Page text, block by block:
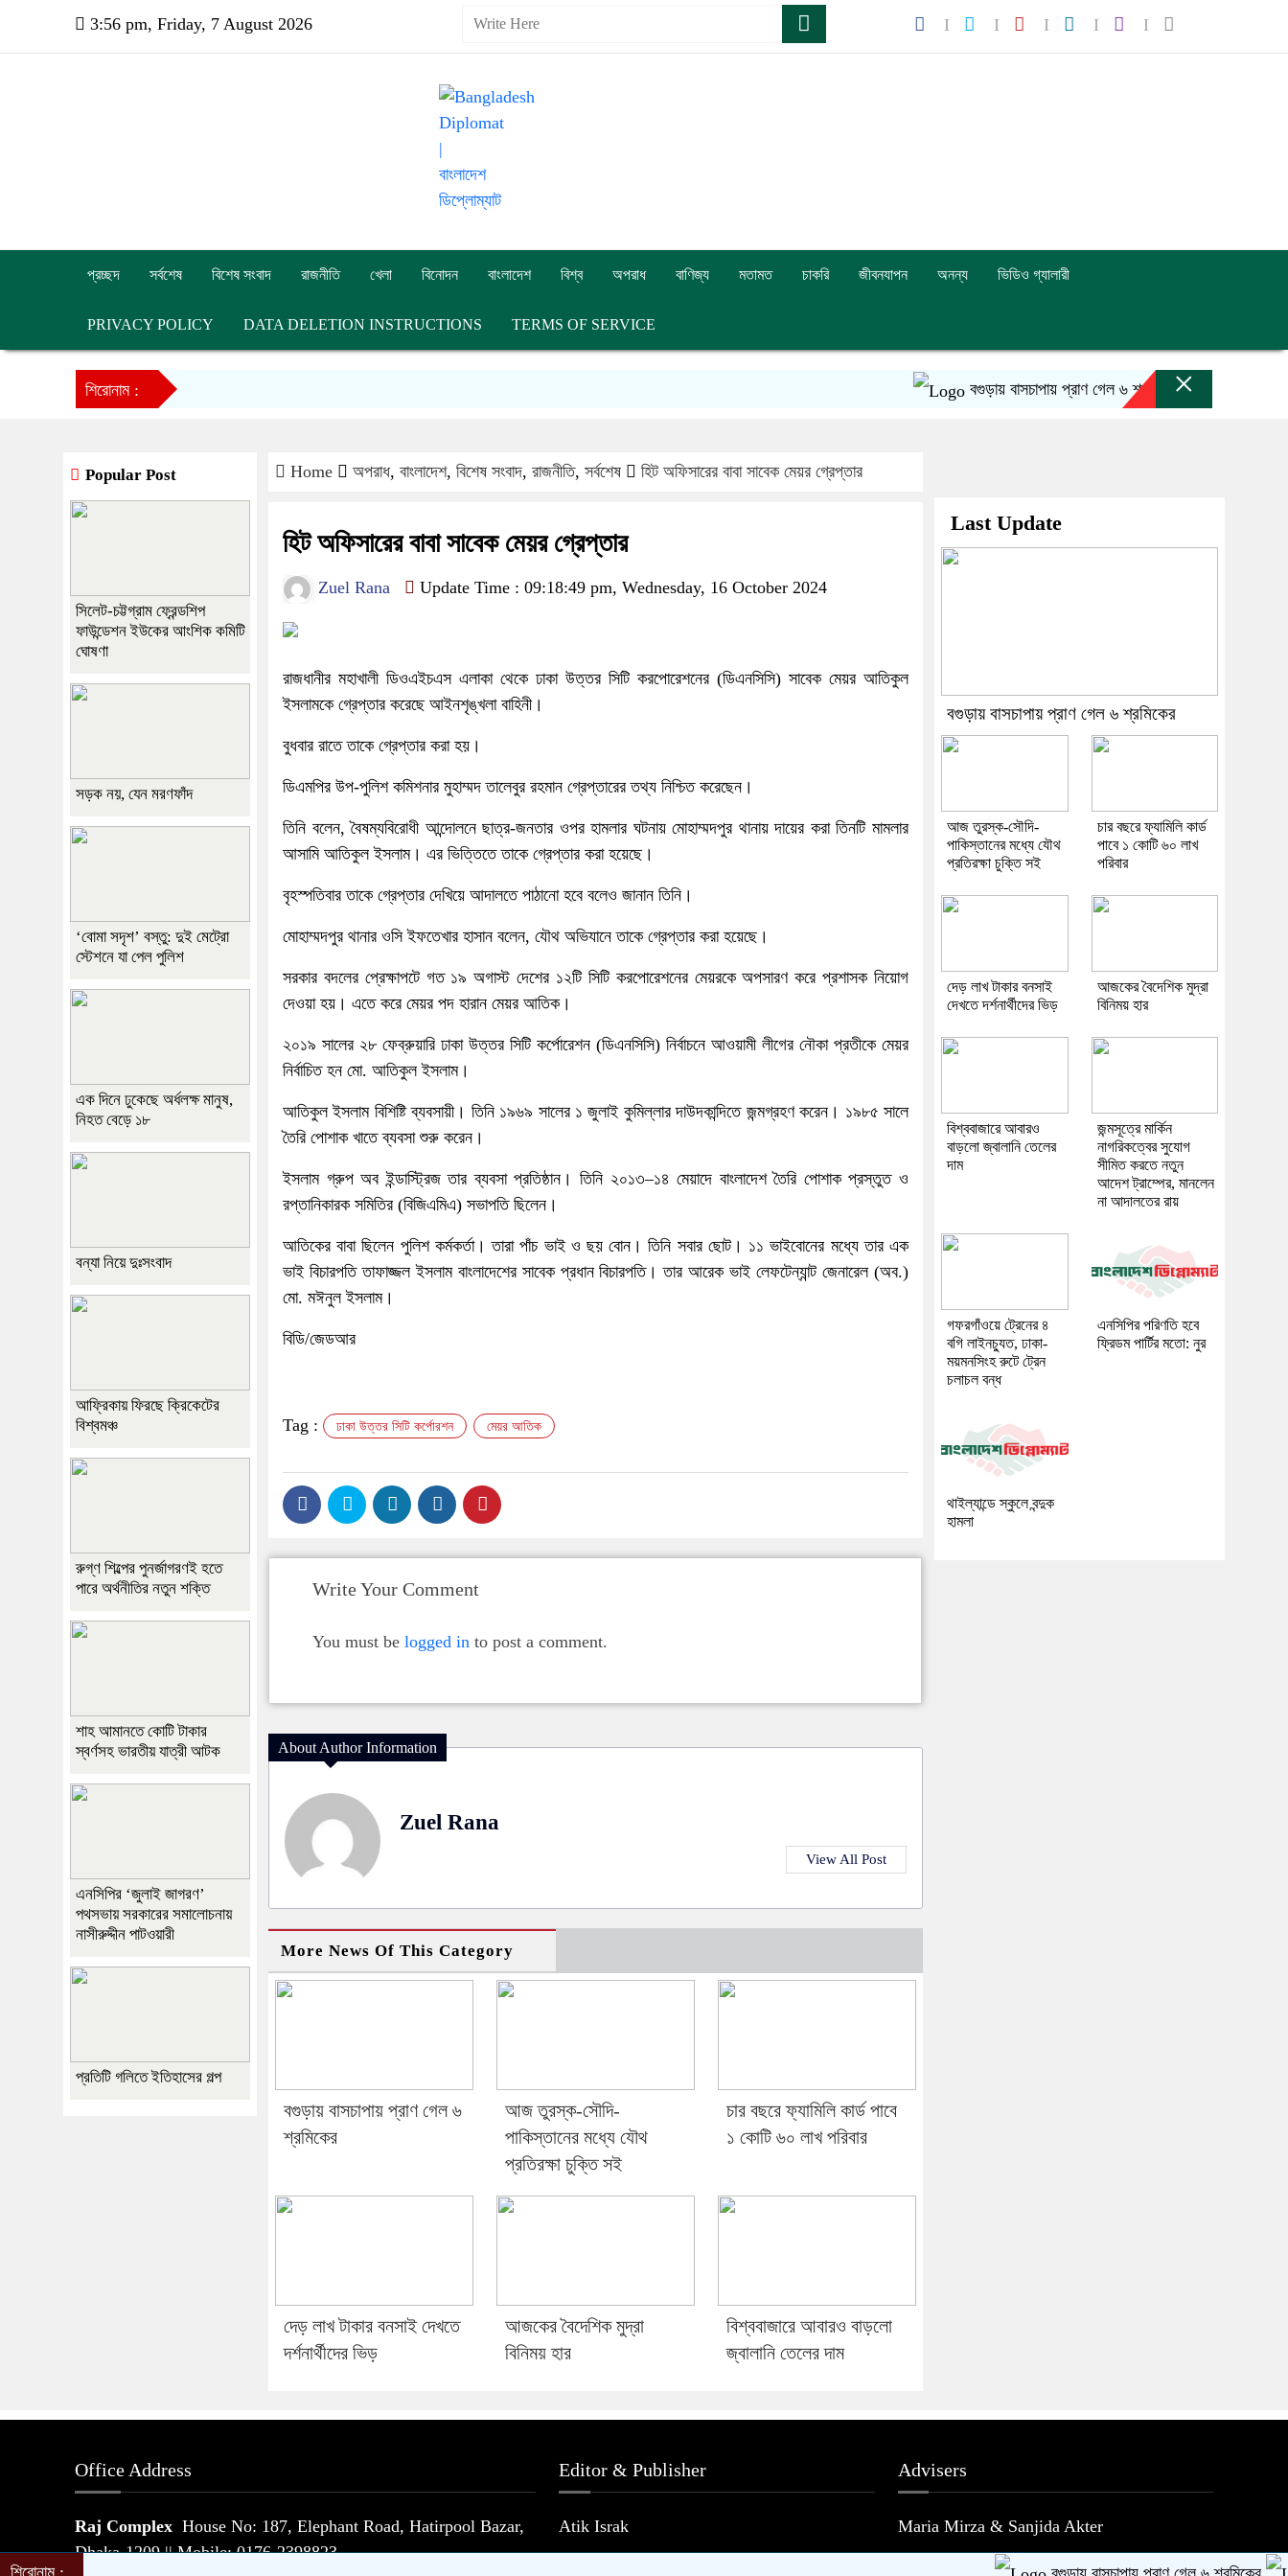
3:56 pm, Friday, 7 August 2026
প্রচ্ছদ সর্বশেষ বিশেষ সংবাদ রাজনীতি খেলা বিনোদন বাংলাদেশ বিশ্ব অপরাধ বাণিজ্য মতামত চাকরি জীবনযাপন অনন্য ভিডিও গ্যালারী
PRIVACY POLICY DATA DELETION INSTRUCTIONS TERMS OF SERVICE
শিরোনাম : বগুড়ায় বাসচাপায় প্রাণ গেল ৬ শ্রমিকের ×
Home অপরাধ, বাংলাদেশ, বিশেষ সংবাদ, রাজনীতি, সর্বশেষ হিট অফিসারের বাবা সাবেক মেয়র গ্রেপ্তার
হিট অফিসারের বাবা সাবেক মেয়র গ্রেপ্তার
Zuel Rana Update Time : 09:18:49 pm, Wednesday, 16 October 2024
রাজধানীর মহাখালী ডিওএইচএস এলাকা থেকে ঢাকা উত্তর সিটি করপোরেশনের (ডিএনসিসি) সাবেক মেয়র আতিকুল
ইসলামকে গ্রেপ্তার করেছে আইনশৃঙ্খলা বাহিনী।
বুধবার রাতে তাকে গ্রেপ্তার করা হয়।
ডিএমপির উপ-পুলিশ কমিশনার মুহাম্মদ তালেবুর রহমান গ্রেপ্তারের তথ্য নিশ্চিত করেছেন।
তিনি বলেন, বৈষম্যবিরোধী আন্দোলনে ছাত্র-জনতার ওপর হামলার ঘটনায় মোহাম্মদপুর থানায় দায়ের করা তিনটি মামলার
আসামি আতিকুল ইসলাম। এর ভিত্তিতে তাকে গ্রেপ্তার করা হয়েছে।
বৃহস্পতিবার তাকে গ্রেপ্তার দেখিয়ে আদালতে পাঠানো হবে বলেও জানান তিনি।
মোহাম্মদপুর থানার ওসি ইফতেখার হাসান বলেন, যৌথ অভিযানে তাকে গ্রেপ্তার করা হয়েছে।
সরকার বদলের প্রেক্ষাপটে গত ১৯ অগাস্ট দেশের ১২টি সিটি করপোরেশনের মেয়রকে অপসারণ করে প্রশাসক নিয়োগ
দেওয়া হয়। এতে করে মেয়র পদ হারান মেয়র আতিক।
২০১৯ সালের ২৮ ফেব্রুয়ারি ঢাকা উত্তর সিটি কর্পোরেশন (ডিএনসিসি) নির্বাচনে আওয়ামী লীগের নৌকা প্রতীকে মেয়র
নির্বাচিত হন মো. আতিকুল ইসলাম।
আতিকুল ইসলাম বিশিষ্টি ব্যবসায়ী। তিনি ১৯৬৯ সালের ১ জুলাই কুমিল্লার দাউদকান্দিতে জন্মগ্রহণ করেন। ১৯৮৫ সালে
তৈরি পোশাক খাতে ব্যবসা শুরু করেন।
ইসলাম গ্রুপ অব ইন্ডাস্ট্রিজ তার ব্যবসা প্রতিষ্ঠান। তিনি ২০১৩–১৪ মেয়াদে বাংলাদেশ তৈরি পোশাক প্রস্তুত ও
রপ্তানিকারক সমিতির (বিজিএমিএ) সভাপতি ছিলেন।
আতিকের বাবা ছিলেন পুলিশ কর্মকর্তা। তারা পাঁচ ভাই ও ছয় বোন। তিনি সবার ছোট। ১১ ভাইবোনের মধ্যে তার এক
ভাই বিচারপতি তাফাজ্জল ইসলাম বাংলাদেশের সাবেক প্রধান বিচারপতি। তার আরেক ভাই লেফটেন্যান্ট জেনারেল (অব.)
মো. মঈনুল ইসলাম।
বিডি/জেডআর
Tag : ঢাকা উত্তর সিটি কর্পোরশন মেয়র আতিক
Write Your Comment
You must be logged in to post a comment.
About Author Information
Zuel Rana
View All Post
More News Of This Category
বগুড়ায় বাসচাপায় প্রাণ গেল ৬
শ্রমিকের
আজ তুরস্ক-সৌদি-
পাকিস্তানের মধ্যে যৌথ
প্রতিরক্ষা চুক্তি সই
চার বছরে ফ্যামিলি কার্ড পাবে
১ কোটি ৬০ লাখ পরিবার
দেড় লাখ টাকার বনসাই দেখতে
দর্শনার্থীদের ভিড়
আজকের বৈদেশিক মুদ্রা
বিনিময় হার
বিশ্ববাজারে আবারও বাড়লো
জ্বালানি তেলের দাম
Popular Post
সিলেট-চট্টগ্রাম ফ্রেন্ডশিপ
ফাউন্ডেশন ইউকের আংশিক কমিটি
ঘোষণা
সড়ক নয়, যেন মরণফাঁদ
‘বোমা সদৃশ’ বস্তু: দুই মেট্রো
স্টেশনে যা পেল পুলিশ
এক দিনে ঢুকেছে অর্ধলক্ষ মানুষ,
নিহত বেড়ে ১৮
বন্যা নিয়ে দুঃসংবাদ
আফ্রিকায় ফিরছে ক্রিকেটের
বিশ্বমঞ্চ
রুগ্ণ শিল্পের পুনর্জাগরণই হতে
পারে অর্থনীতির নতুন শক্তি
শাহ আমানতে কোটি টাকার
স্বর্ণসহ ভারতীয় যাত্রী আটক
এনসিপির ‘জুলাই জাগরণ’
পথসভায় সরকারের সমালোচনায়
নাসীরুদ্দীন পাটওয়ারী
প্রতিটি গলিতে ইতিহাসের গল্প
Last Update
বগুড়ায় বাসচাপায় প্রাণ গেল ৬ শ্রমিকের
আজ তুরস্ক-সৌদি-
পাকিস্তানের মধ্যে যৌথ
প্রতিরক্ষা চুক্তি সই
চার বছরে ফ্যামিলি কার্ড
পাবে ১ কোটি ৬০ লাখ
পরিবার
দেড় লাখ টাকার বনসাই
দেখতে দর্শনার্থীদের ভিড়
আজকের বৈদেশিক মুদ্রা
বিনিময় হার
বিশ্ববাজারে আবারও
বাড়লো জ্বালানি তেলের
দাম
জন্মসূত্রে মার্কিন
নাগরিকত্বের সুযোগ
সীমিত করতে নতুন
আদেশ ট্রাম্পের, মানলেন
না আদালতের রায়
গফরগাঁওয়ে ট্রেনের ৪
বগি লাইনচ্যুত, ঢাকা-
ময়মনসিংহ রুটে ট্রেন
চলাচল বন্ধ
এনসিপির পরিণতি হবে
ফ্রিডম পার্টির মতো: নুর
থাইল্যান্ডে স্কুলে বন্দুক
হামলা
Office Address
Raj Complex House No: 187, Elephant Road, Hatirpool Bazar,
Dhaka-1209 || Mobile: 0176-2398823
Editor & Publisher
Atik Israk
Advisers
Maria Mirza & Sanjida Akter
শিরোনাম :